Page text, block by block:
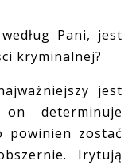
Pani, jest
kryminalnej?
jest
determinuje
powinien zostać
Irytują